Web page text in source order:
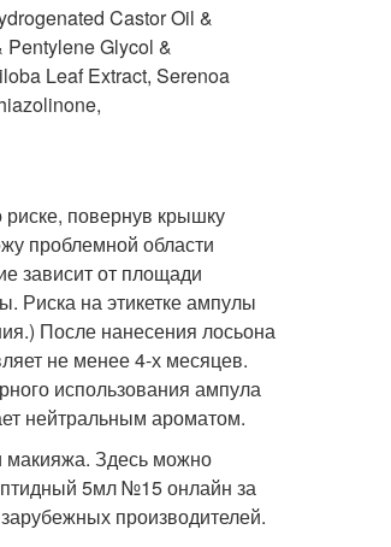
Castor Oil &
Glycol &
Leaf Extract, Serenoa
повернув крышку
проблемной области
зависит от площади
Риска на этикетке ампулы
После нанесения лосьона
не менее 4-х месяцев.
использования ампула
нейтральным ароматом.
макияжа. Здесь можно
5мл №15 онлайн за
производителей.